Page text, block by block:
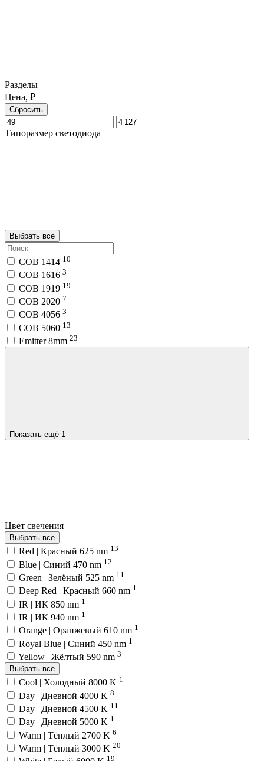
Разделы
Цена, ₽
Сбросить
Типоразмер светодиода
Выбрать все
COB 1414 10
COB 1616 3
COB 1919 19
COB 2020 7
COB 4056 3
COB 5060 13
Emitter 8mm 23
Показать ещё 1
Цвет свечения
Выбрать все
Red | Красный 625 nm 13
Blue | Синий 470 nm 12
Green | Зелёный 525 nm 11
Deep Red | Красный 660 nm 1
IR | ИК 850 nm 1
IR | ИК 940 nm 1
Orange | Оранжевый 610 nm 1
Royal Blue | Синий 450 nm 1
Yellow | Жёлтый 590 nm 3
Выбрать все
Cool | Холодный 8000 K 1
Day | Дневной 4000 K 8
Day | Дневной 4500 K 11
Day | Дневной 5000 K 1
Warm | Тёплый 2700 K 6
Warm | Тёплый 3000 K 20
19